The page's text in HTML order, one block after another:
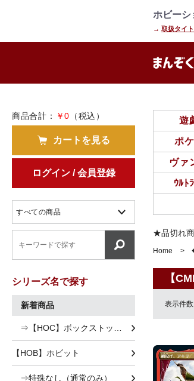
ホビーシ
→ 取扱タイ
商品合計： ￥0 （税込）
カートを見る
ログイン / 会員登録
シリーズ名で探す
新着商品
【HOB】ホビット
⇒特殊なし（通常のみ）
遊
ポ
ヴァ
ｳﾙﾄ
★品切れ
Home
【
表示件数